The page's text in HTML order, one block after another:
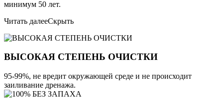
минимум 50 лет.
Читать далееСкрыть
ВЫСОКАЯ СТЕПЕНЬ ОЧИСТКИ
95-99%, не вредит окружающей среде и не происходит
заиливание дренажа.